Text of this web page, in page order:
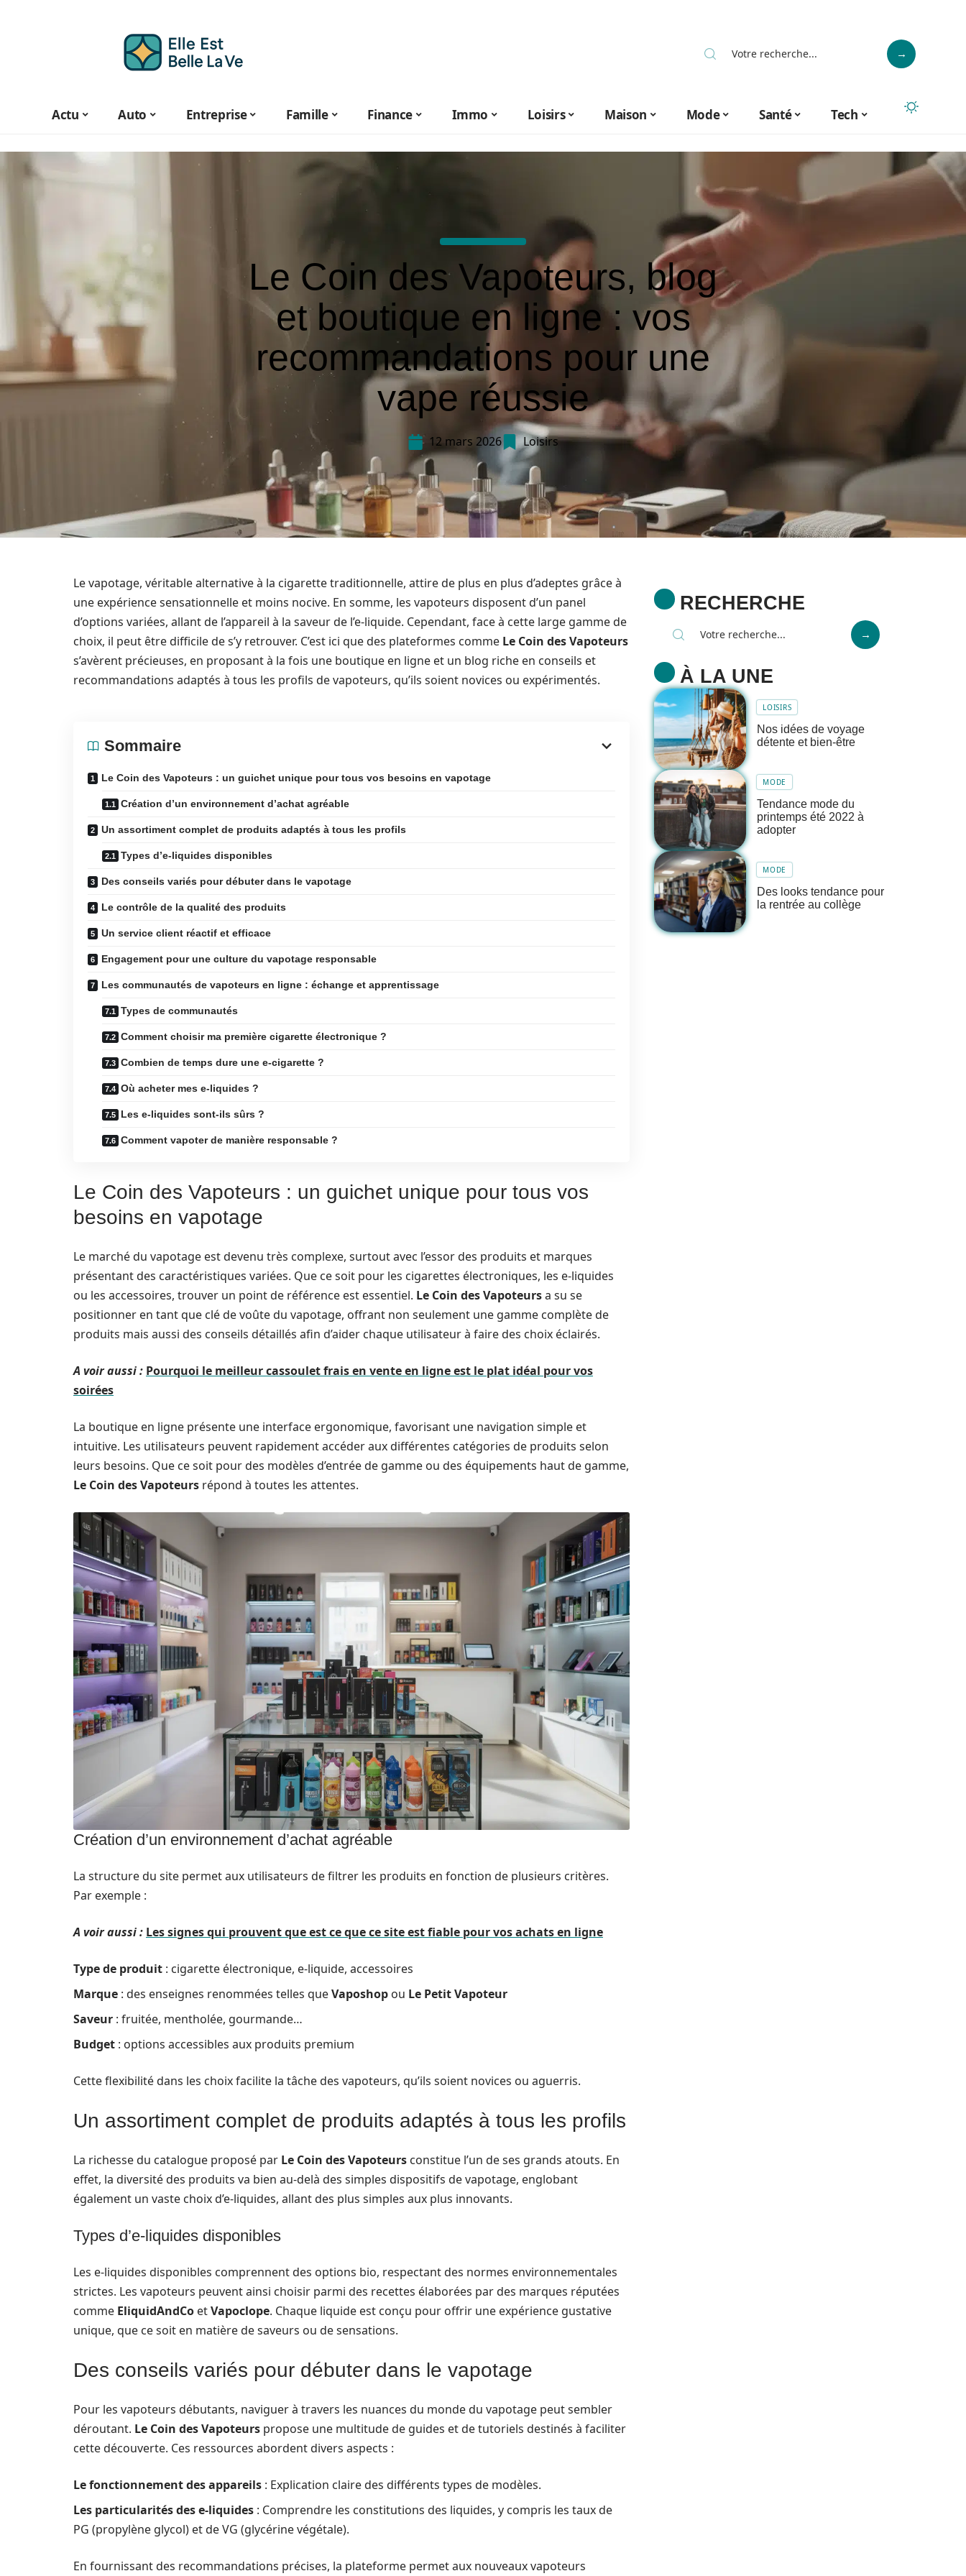
Actu Auto Entreprise Famille Finance Immo Loisirs Maison Mode Santé Tech
Le Coin des Vapoteurs, blog
et boutique en ligne : vos
recommandations pour une
vape réussie
12 mars 2026 Loisirs
Le vapotage, véritable alternative à la cigarette traditionnelle, attire de plus en plus d’adeptes grâce à
une expérience sensationnelle et moins nocive. En somme, les vapoteurs disposent d’un panel
d’options variées, allant de l’appareil à la saveur de l’e-liquide. Cependant, face à cette large gamme de
choix, il peut être difficile de s’y retrouver. C’est ici que des plateformes comme Le Coin des Vapoteurs
s’avèrent précieuses, en proposant à la fois une boutique en ligne et un blog riche en conseils et
recommandations adaptés à tous les profils de vapoteurs, qu’ils soient novices ou expérimentés.
Sommaire
Le Coin des Vapoteurs : un guichet unique pour tous vos besoins en vapotage
Création d’un environnement d’achat agréable
Un assortiment complet de produits adaptés à tous les profils
Types d’e-liquides disponibles
Des conseils variés pour débuter dans le vapotage
Le contrôle de la qualité des produits
Un service client réactif et efficace
Engagement pour une culture du vapotage responsable
Les communautés de vapoteurs en ligne : échange et apprentissage
Types de communautés
Comment choisir ma première cigarette électronique ?
Combien de temps dure une e-cigarette ?
Où acheter mes e-liquides ?
Les e-liquides sont-ils sûrs ?
Comment vapoter de manière responsable ?
Le Coin des Vapoteurs : un guichet unique pour tous vos
besoins en vapotage
Le marché du vapotage est devenu très complexe, surtout avec l’essor des produits et marques
présentant des caractéristiques variées. Que ce soit pour les cigarettes électroniques, les e-liquides
ou les accessoires, trouver un point de référence est essentiel. Le Coin des Vapoteursa su se
positionner en tant que clé de voûte du vapotage, offrant non seulement une gamme complète de
produits mais aussi des conseils détaillés afin d’aider chaque utilisateur à faire des choix éclairés.
A voir aussi : Pourquoi le meilleur cassoulet frais en vente en ligne est le plat idéal pour vos
soirées
La boutique en ligne présente une interface ergonomique, favorisant une navigation simple et
intuitive. Les utilisateurs peuvent rapidement accéder aux différentes catégories de produits selon
leurs besoins. Que ce soit pour des modèles d’entrée de gamme ou des équipements haut de gamme,
Le Coin des Vapoteurs répond à toutes les attentes.
Création d’un environnement d’achat agréable
La structure du site permet aux utilisateurs de filtrer les produits en fonction de plusieurs critères.
Par exemple :
A voir aussi : Les signes qui prouvent que est ce que ce site est fiable pour vos achats en ligne
Type de produit : cigarette électronique, e-liquide, accessoires
Marque : des enseignes renommées telles queVaposhop ou Le Petit Vapoteur
Saveur : fruitée, mentholée, gourmande…
Budget : options accessibles aux produits premium
Cette flexibilité dans les choix facilite la tâche des vapoteurs, qu’ils soient novices ou aguerris.
Un assortiment complet de produits adaptés à tous les profils
La richesse du catalogue proposé par Le Coin des Vapoteurs constitue l’un de ses grands atouts. En
effet, la diversité des produits va bien au-delà des simples dispositifs de vapotage, englobant
également un vaste choix d’e-liquides, allant des plus simples aux plus innovants.
Types d’e-liquides disponibles
Les e-liquides disponibles comprennent des options bio, respectant des normes environnementales
strictes. Les vapoteurs peuvent ainsi choisir parmi des recettes élaborées par des marques réputées
comme EliquidAndCo etVapoclope. Chaque liquide est conçu pour offrir une expérience gustative
unique, que ce soit en matière de saveurs ou de sensations.
Des conseils variés pour débuter dans le vapotage
Pour les vapoteurs débutants, naviguer à travers les nuances du monde du vapotage peut sembler
déroutant. Le Coin des Vapoteurs propose une multitude de guides et de tutoriels destinés à faciliter
cette découverte. Ces ressources abordent divers aspects :
Le fonctionnement des appareils : Explication claire des différents types de modèles.
Les particularités des e-liquides : Comprendre les constitutions des liquides, y compris les taux de
PG (propylène glycol) et de VG (glycérine végétale).
En fournissant des recommandations précises, la plateforme permet aux nouveaux vapoteurs
RECHERCHE
À LA UNE
LOISIRS
Nos idées de voyage
détente et bien-être
MODE
Tendance mode du
printemps été 2022 à
adopter
MODE
Des looks tendance pour
la rentrée au collège